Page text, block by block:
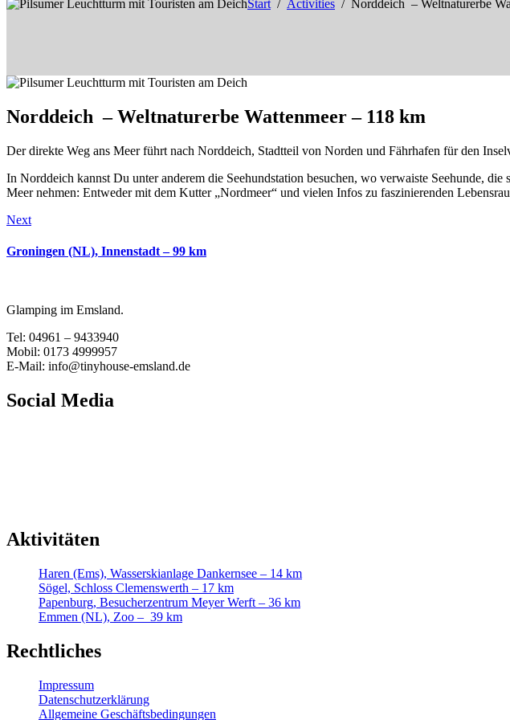
Start
Activities Norddeich – Weltnaturerbe
Norddeich – Weltnaturerbe Wattenmeer – 118 km
Der direkte Weg ans Meer führt nach Norddeich, Stadtteil von Norden und Fährhafen für den
In Norddeich kannst Du unter anderem die Seehundstation besuchen, wo verwaiste Seehunde,
Meer nehmen: Entweder mit dem Kutter „Nordmeer“ und vielen Infos zu faszinierenden
Beitragsnavigation
Next
Groningen (NL), Innenstadt – 99 km
Glamping im Emsland.
Tel: 04961 – 9433940
Mobil: 0173 4999957
E-Mail: info@tinyhouse-emsland.de
Social Media
Aktivitäten
Haren (Ems), Wasserskianlage Dankernsee – 14 km
Sögel, Schloss Clemenswerth – 17 km
Papenburg, Besucherzentrum Meyer Werft – 36 km
Emmen (NL), Zoo – 39 km
Rechtliches
Impressum
Datenschutzerklärung
Allgemeine Geschäftsbedingungen